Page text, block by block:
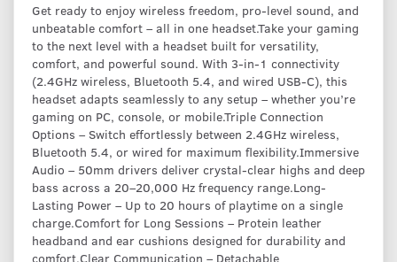
Get ready to enjoy wireless freedom, pro-level sound, and
unbeatable comfort – all in one headset.Take your gaming
to the next level with a headset built for versatility,
comfort, and powerful sound. With 3-in-1 connectivity
(2.4GHz wireless, Bluetooth 5.4, and wired USB-C), this
headset adapts seamlessly to any setup – whether you’re
gaming on PC, console, or mobile.Triple Connection
Options – Switch effortlessly between 2.4GHz wireless,
Bluetooth 5.4, or wired for maximum flexibility.Immersive
Audio – 50mm drivers deliver crystal-clear highs and deep
bass across a 20–20,000 Hz frequency range.Long-
Lasting Power – Up to 20 hours of playtime on a single
charge.Comfort for Long Sessions – Protein leather
headband and ear cushions designed for durability and
comfort.Clear Communication – Detachable